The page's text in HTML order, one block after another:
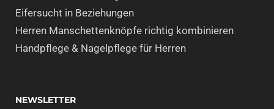
Eifersucht in Beziehungen
Herren Manschettenknöpfe richtig kombinieren
Handpflege & Nagelpflege für Herren
NEWSLETTER